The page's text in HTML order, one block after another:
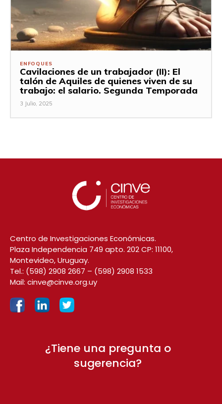
ENFOQUES
Cavilaciones de un trabajador (II): El
talón de Aquiles de quienes viven de su
trabajo: el salario. Segunda Temporada
3 Julio, 2025
Centro de Investigaciones Económicas.
Plaza Independencia 749 apto. 202 CP: 11100,
Montevideo, Uruguay.
Tel.: (598) 2908 2667 – (598) 2908 1533
Mail: cinve@cinve.org.uy
¿Tiene una pregunta o
sugerencia?